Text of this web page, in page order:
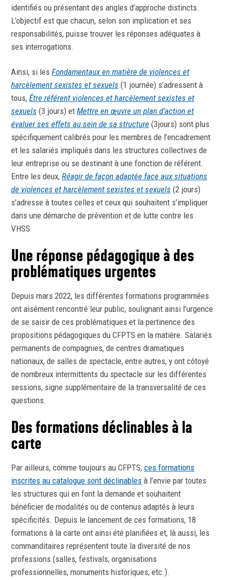
identifiés ou présentant des angles d’approche distincts.
L’objectif est que chacun, selon son implication et ses
responsabilités, puisse trouver les réponses adéquates à
ses interrogations.
Ainsi, si les Fondamentaux en matière de violences et
harcèlement sexistes et sexuels (1 journée) s’adressent à
tous, Être référent violences et harcèlement sexistes et
sexuels (3 jours) et Mettre en œuvre un plan d’action et
évaluer ses effets au sein de sa structure (3jours) sont plus
spécifiquement calibrés pour les membres de l’encadrement
et les salariés impliqués dans les structures collectives de
leur entreprise ou se destinant à une fonction de référent.
Entre les deux, Réagir de façon adaptée face aux situations
de violences et harcèlement sexistes et sexuels (2 jours)
s’adresse à toutes celles et ceux qui souhaitent s’impliquer
dans une démarche de prévention et de lutte contre les
VHSS
Une réponse pédagogique à des
problématiques urgentes
Depuis mars 2022, les différentes formations programmées
ont aisément rencontré leur public, soulignant ainsi l’urgence
de se saisir de ces problématiques et la pertinence des
propositions pédagogiques du CFPTS en la matière. Salariés
permanents de compagnies, de centres dramatiques
nationaux, de salles de spectacle, entre autres, y ont côtoyé
de nombreux intermittents du spectacle sur les différentes
sessions, signe supplémentaire de la transversalité de ces
questions.
Des formations déclinables à la
carte
Par ailleurs, comme toujours au CFPTS, ces formations
inscrites au catalogue sont déclinables à l’envie par toutes
les structures qui en font la demande et souhaitent
bénéficier de modalités ou de contenus adaptés à leurs
spécificités. Depuis le lancement de ces formations, 18
formations à la carte ont ainsi été planifiées et, là aussi, les
commanditaires représentent toute la diversité de nos
professions (salles, festivals, organisations
professionnelles, monuments historiques, etc.).